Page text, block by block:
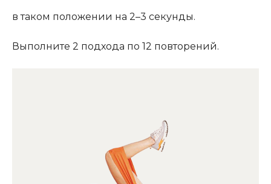
в таком положении на 2–3 секунды.
Выполните 2 подхода по 12 повторений.